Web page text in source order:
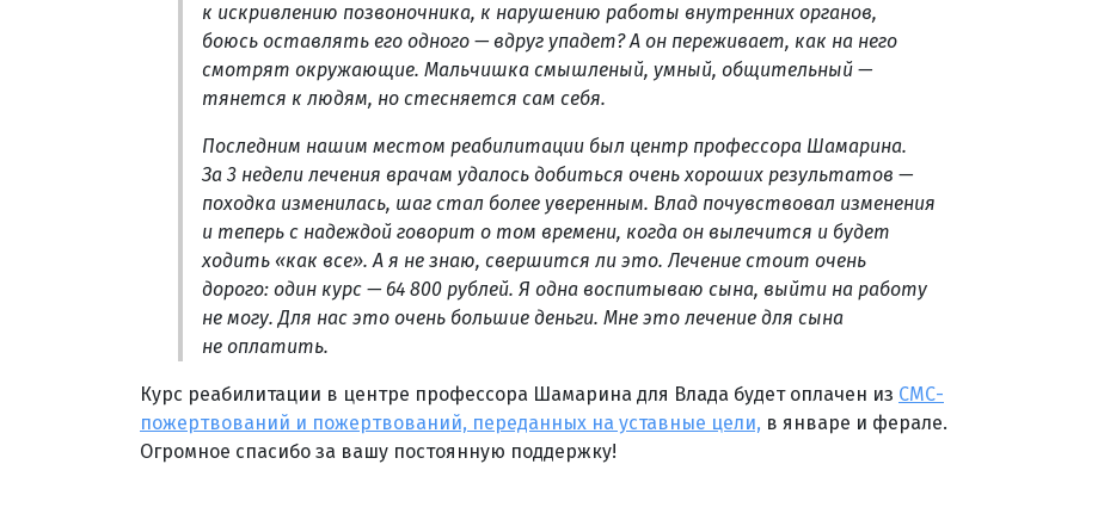
к искривлению позвоночника, к нарушению работы внутренних органов,
боюсь оставлять его одного — вдруг упадет? А он переживает, как на него
смотрят окружающие. Мальчишка смышленый, умный, общительный —
тянется к людям, но стесняется сам себя.
Последним нашим местом реабилитации был центр профессора Шамарина.
За 3 недели лечения врачам удалось добиться очень хороших результатов —
походка изменилась, шаг стал более уверенным. Влад почувствовал изменения
и теперь с надеждой говорит о том времени, когда он вылечится и будет
ходить «как все». А я не знаю, свершится ли это. Лечение стоит очень
дорого: один курс — 64 800 рублей. Я одна воспитываю сына, выйти на работу
не могу. Для нас это очень большие деньги. Мне это лечение для сына
не оплатить.
Курс реабилитации в центре профессора Шамарина для Влада будет оплачен из СМС-
пожертвований и пожертвований, переданных на уставные цели, в январе и ферале.
Огромное спасибо за вашу постоянную поддержку!